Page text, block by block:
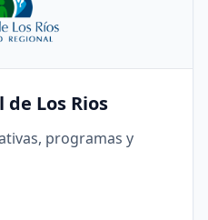
Los Rios
programas y